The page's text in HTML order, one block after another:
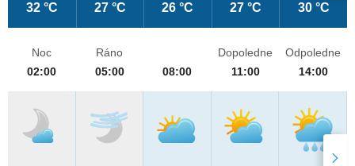
32 °C 27 °C 26 °C 27 °C 30 °C
Noc
02:00
Ráno
05:00
08:00
Dopoledne
11:00
Odpoledne
14:00